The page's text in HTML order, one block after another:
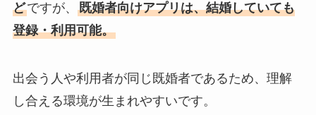
どですが、 既婚者向けアプリは、結婚していても
登録・利用可能。
出会う人や利用者が同じ既婚者であるため、理解
し合える環境が生まれやすいです。